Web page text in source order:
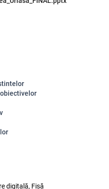
digitală, Fișă